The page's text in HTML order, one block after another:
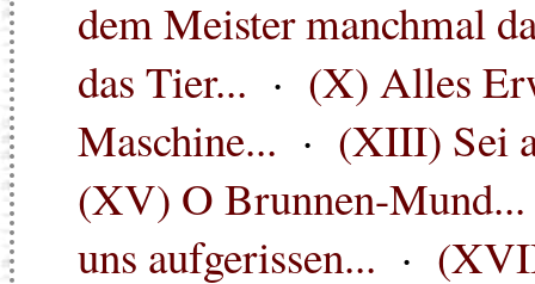
dem Meister manchmal
das Tier... · (X) Alles
Maschine... · (XIII) Sei
(XV) O Brunnen-Mund...
uns aufgerissen... ·